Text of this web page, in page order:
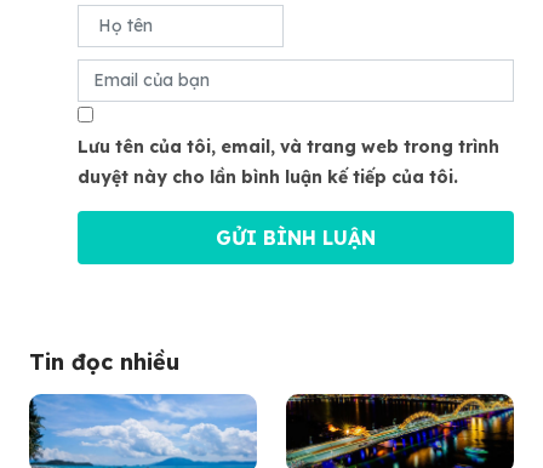
Lưu tên của tôi, email, và trang web trong trình
duyệt này cho lần bình luận kế tiếp của tôi.
Tin đọc nhiều